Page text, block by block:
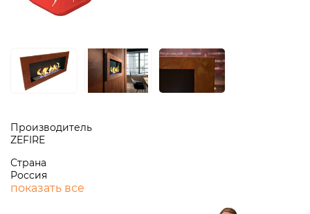
Производитель
ZEFIRE
Страна
Россия
показать все